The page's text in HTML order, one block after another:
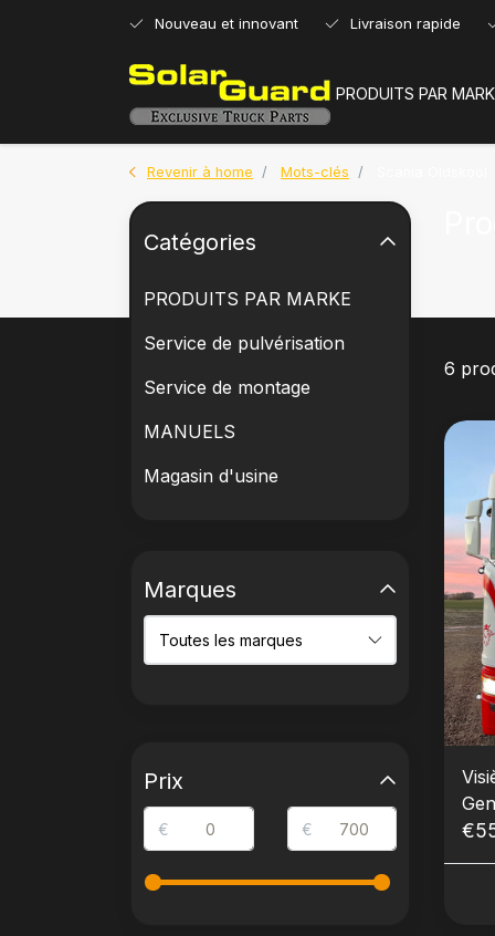
Nouveau et innovant Livraison rapide
PRODUITS PAR
Revenir à home Mots-clés
6
Catégories
PRODUITS PAR MARKE
Service de pulvérisation
Service de montage
MANUELS
Magasin d'usine
Marques
Prix
€ €